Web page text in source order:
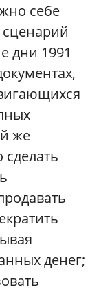
себе
сценарий
дни 1991
же
денег;